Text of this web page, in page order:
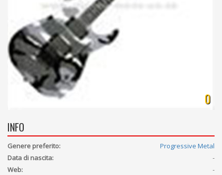
0
INFO
Genere preferito:
Progressive Metal
Data di nascita:
-
Web:
-